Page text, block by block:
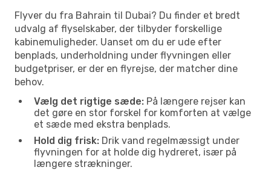
Flyver du fra Bahrain til Dubai? Du finder et bredt
udvalg af flyselskaber, der tilbyder forskellige
kabinemuligheder. Uanset om du er ude efter
benplads, underholdning under flyvningen eller
budgetpriser, er der en flyrejse, der matcher dine
behov.
Vælg det rigtige sæde: På længere rejser kan
det gøre en stor forskel for komforten at vælge
et sæde med ekstra benplads.
Hold dig frisk: Drik vand regelmæssigt under
flyvningen for at holde dig hydreret, især på
længere strækninger.